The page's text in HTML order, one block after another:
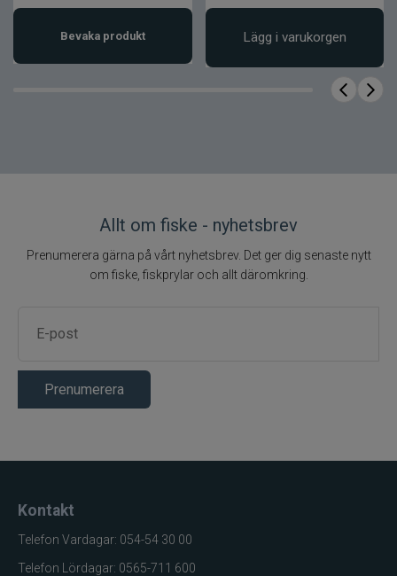
Bevaka produkt Lägg i varukorgen
Allt om fiske - nyhetsbrev
Prenumerera gärna på vårt nyhetsbrev. Det ger dig senaste nytt
om fiske, fiskprylar och allt däromkring.
Prenumerera
Kontakt
Telefon Vardagar: 054-54 30 00
Telefon Lördagar: 0565-711 600